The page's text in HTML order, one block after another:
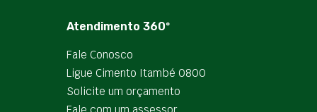
Atendimento 360º
Fale Conosco
Ligue Cimento Itambé 0800
Solicite um orçamento